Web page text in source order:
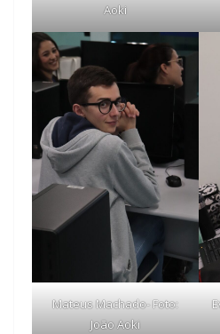
Aoki
Mateus Machado- Foto:
João Aoki